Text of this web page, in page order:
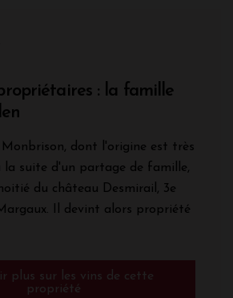
: la famille
Monbrison, dont l'origine est très
la suite d'un partage de famille,
du château Desmirail, 3e
Il devint alors propriété
plus sur les vins de cette
propriété